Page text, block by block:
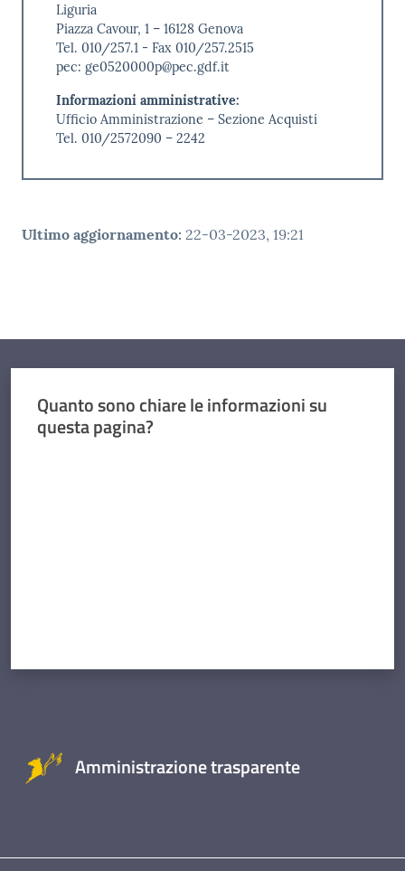
Liguria
Piazza Cavour, 1 – 16128 Genova
Tel. 010/257.1 - Fax 010/257.2515
pec: ge0520000p@pec.gdf.it
Informazioni amministrative:
Ufficio Amministrazione – Sezione Acquisti
Tel. 010/2572090 – 2242
Ultimo aggiornamento: 22-03-2023, 19:21
Quanto sono chiare le informazioni su
questa pagina?
Amministrazione trasparente